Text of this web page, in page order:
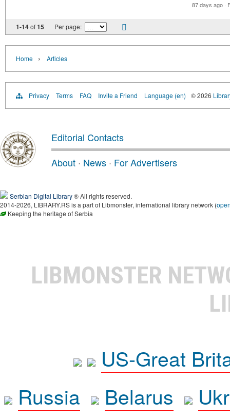
87 days ago ·
1-14of15 Per page:
Home › Articles
Privacy Terms FAQ Invite a Friend Language (en) © 2026
Editorial Contacts
About · News · For Advertisers
Serbian Digital Library® All rights reserved.
2014-2026, LIBRARY.RS is a part of Libmonster, international library network (
Keeping the heritage of Serbia
LIBMONSTER
US-Great
Russia
Belarus